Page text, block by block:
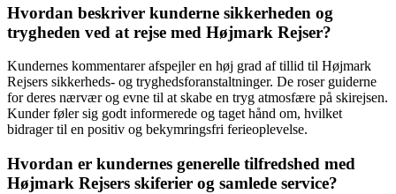
Hvordan beskriver kunderne sikkerheden og
trygheden ved at rejse med Højmark Rejser?
Kundernes kommentarer afspejler en høj grad af tillid til Højmark
Rejsers sikkerheds- og tryghedsforanstaltninger. De roser guiderne
for deres nærvær og evne til at skabe en tryg atmosfære på skirejsen.
Kunder føler sig godt informerede og taget hånd om, hvilket
bidrager til en positiv og bekymringsfri ferieoplevelse.
Hvordan er kundernes generelle tilfredshed med
Højmark Rejsers skiferier og samlede service?